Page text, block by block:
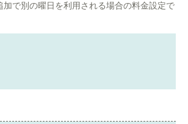
加で別の曜日を利用される場合の料金設定で